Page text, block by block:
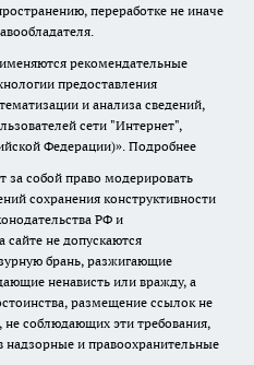
переработке не иначе
рекомендательные
предоставления
и анализа сведений,
сети "Интернет",
Федерации)». Подробнее
за собой право модерировать
сохранения конструктивности
РФ и
сайте не допускаются
брань, разжигающие
ненависть или вражду, а
размещение ссылок не
не соблюдающих эти требования,
надзорные и правоохранительные